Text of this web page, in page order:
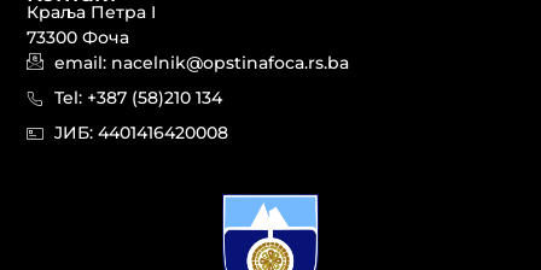
Краља Петра I
73300 Фоча
email: nacelnik@opstinafoca.rs.ba
Tel: +387 (58)210 134
JИБ: 44014164​20008